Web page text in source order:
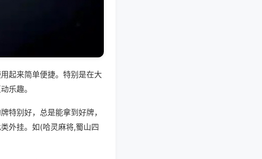
起来简单便捷。特别是在大
乐趣。
特别好，总是能拿到好牌，
外挂。如(哈灵麻将,蜀山四